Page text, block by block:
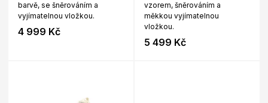
barvě, se šněrováním a
vyjímatelnou vložkou.
4 999 Kč
vzorem, šněrováním a
měkkou vyjímatelnou
vložkou.
5 499 Kč